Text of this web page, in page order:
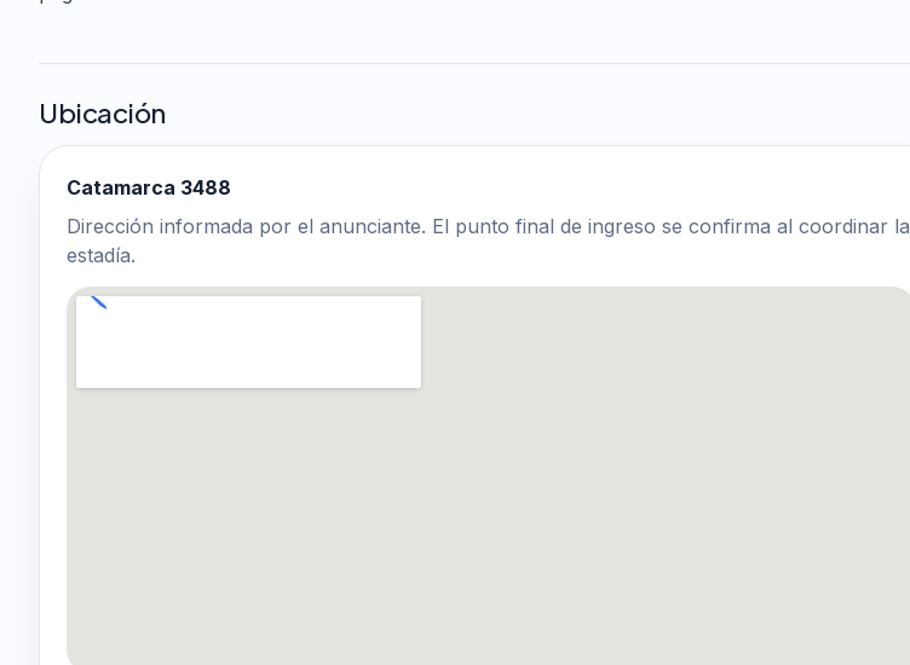
Ubicación
Catamarca 3488
Dirección informada por el anunciante. El punto final de ingreso se confirma al coordinar la
estadía.